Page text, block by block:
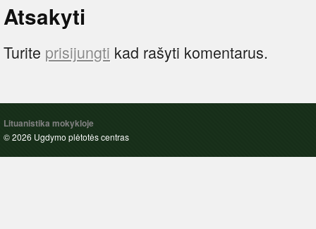
Atsakyti
Turite prisijungti kad rašyti komentarus.
Lituanistika mokykloje
© 2026 Ugdymo plėtotės centras